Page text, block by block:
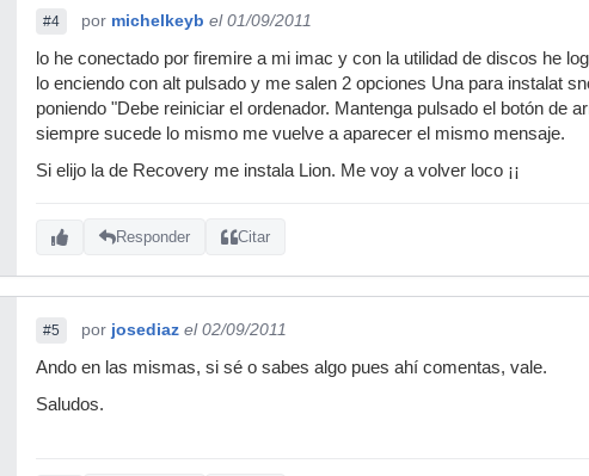
#4 por michelkeyb el 01/09/2011
lo he conectado por firemire a mi imac y con la utilidad de discos he
lo enciendo con alt pulsado y me salen 2 opciones Una para instalat
poniendo "Debe reiniciar el ordenador. Mantenga pulsado el botón de
siempre sucede lo mismo me vuelve a aparecer el mismo mensaje.
Si elijo la de Recovery me instala Lion. Me voy a volver loco ¡¡
Responder Citar
#5 por josediaz el 02/09/2011
Ando en las mismas, si sé o sabes algo pues ahí comentas, vale.
Saludos.